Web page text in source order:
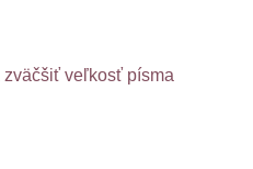
zväčšiť veľkosť písma